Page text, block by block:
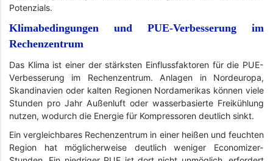
Potenzials.
Klimabedingungen und PUE-Verbesserung im
Rechenzentrum
Das Klima ist einer der stärksten Einflussfaktoren für die PUE-
Verbesserung im Rechenzentrum. Anlagen in Nordeuropa,
Skandinavien oder kalten Regionen Nordamerikas können viele
Stunden pro Jahr Außenluft oder wasserbasierte Freikühlung
nutzen, wodurch die Energie für Kompressoren deutlich sinkt.
Ein vergleichbares Rechenzentrum in einer heißen und feuchten
Region hat möglicherweise deutlich weniger Economizer-